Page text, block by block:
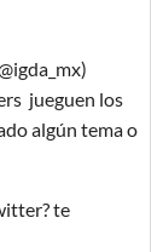
jueguen los
algún tema o
te